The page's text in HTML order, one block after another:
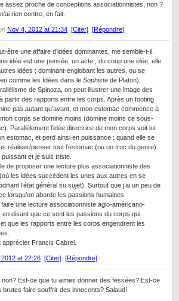
assez proche de conceptions associationnistes, non ?
rien contre, en fait.
Nov 4, 2012 at 21:34 [Citer] [Répondre]
être une affaire d’idées dominantes, me semble-t-il.
idée est une pensée, un acte ; du coup une idée, elle
idées ; dominant-englobant les autres, ou se
comme les Idées dans le Sophiste de Platon).
de Spinoza, on peut illustrer une image des
partir des rapports entre les corps. Après un footing
pas autant qu’avant, et mon estomac commence à
corps se domine moins (domine moins ce sous-
Parallèlement l’idée directrice de mon corps voit lui
estomac, et perd ainsi en puissance : quand elle se
réaliser/penser tout l’estomac (ou un truc du genre).
et je suis triste.
de proposer une lecture plus associationniste des
les idées succèdent les unes aux autres en se
l’état général su sujet). Surtout que j’ai un peu de
lorsqu’on aborde les passions humaines.
une lecture associationniste aglo-américano-
disant que ce sont les passions du corps qui
que les rapports entre les corps engendrent les
Francis Cabrel.
at 22:26 [Citer] [Répondre]
non? Est-ce que tu aimes donner des fessées? Est-ce
brutes faire souffrir des innocents? Salaud!